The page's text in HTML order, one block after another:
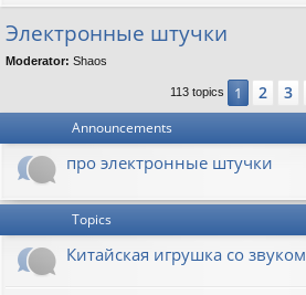
s
Электронные штучки
Moderator: Shaos
113 topics 1 2 3
Announcements
про электронные штучки
Topics
Китайская игрушка со звуком